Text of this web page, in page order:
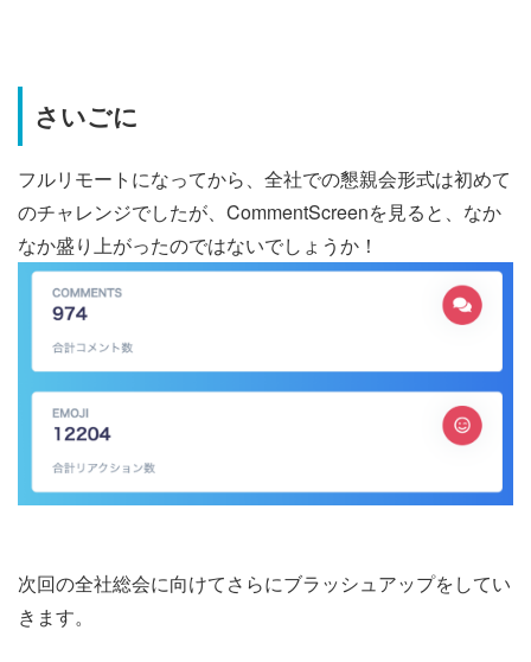
さいごに
フルリモートになってから、全社での懇親会形式は初めて
のチャレンジでしたが、CommentScreenを見ると、なか
なか盛り上がったのではないでしょうか！
次回の全社総会に向けてさらにブラッシュアップをしてい
きます。